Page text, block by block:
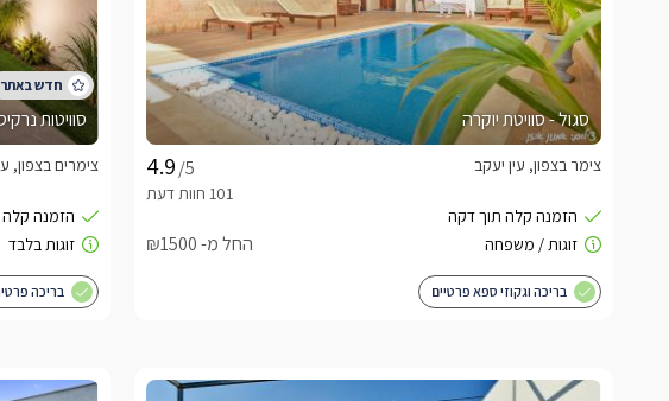
סגול - סוויטת יוקרה
/5
צימר בצפון, עין יעקב
החל מ- ₪1500
בריכה וגקוזי ספא פרטיים
סוויטות
צימרים בצפון,
בריכה